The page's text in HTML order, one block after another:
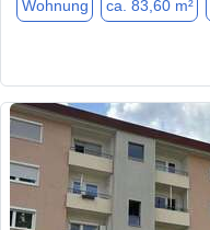
Wohnung ca. 83,60 m²